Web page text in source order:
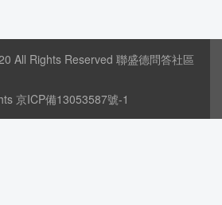
All Rights Reserved 聯盛德問答社區
京ICP備13053587號-1